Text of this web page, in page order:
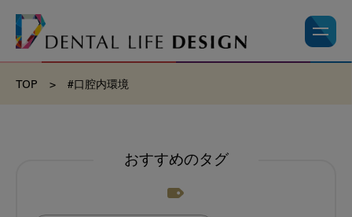
TOP > #口腔内環境
おすすめのタグ